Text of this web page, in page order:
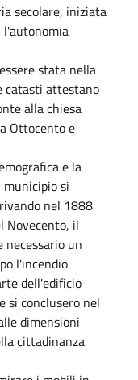
secolare, iniziata
stata nella
catasti attestano
alla chiesa
Ottocento e
e la
municipio si
nel 1888
Novecento, il
necessario un
l'incendio
dell'edificio
si conclusero nel
dimensioni
cittadinanza